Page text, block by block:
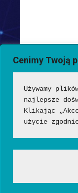
Cenimy Twoją
Używamy
najlepsze
Klikając
użycie